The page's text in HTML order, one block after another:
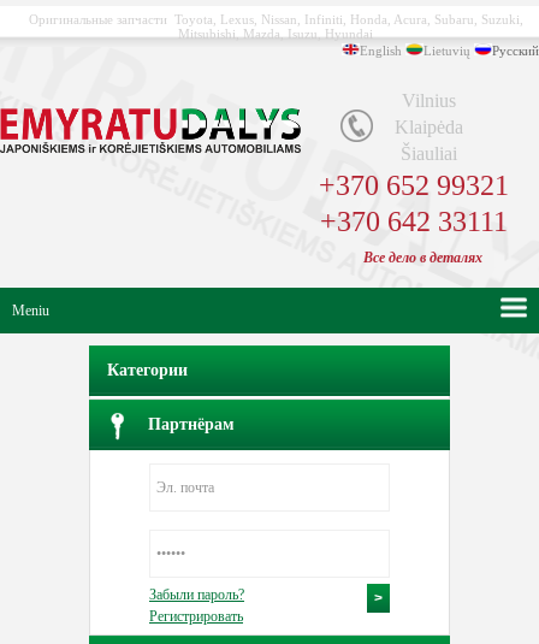
Оригинальные запчасти Toyota, Lexus, Nissan, Infiniti, Honda, Acura, Subaru, Suzuki,
Mitsubishi, Mazda, Isuzu, Hyundai
English
Lietuvių Русский
Vilnius
Klaipėda
Šiauliai
+370 652 99321
+370 642 33111
Bсе дело в деталях
Meniu
Категории
Партнёрам
Забыли пароль?
Регистрировать